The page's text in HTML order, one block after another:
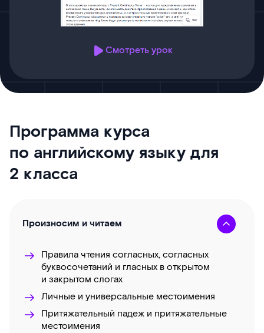
Смотреть урок
Программа курса
по английскому языку для
2 класса
Произносим и читаем
Правила чтения согласных, согласных
буквосочетаний и гласных в открытом
и закрытом слогах
Личные и универсальные местоимения
Притяжательный падеж и притяжательные
местоимения